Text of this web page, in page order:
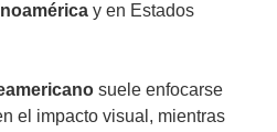
y en Estados
suele enfocarse
el impacto visual, mientras